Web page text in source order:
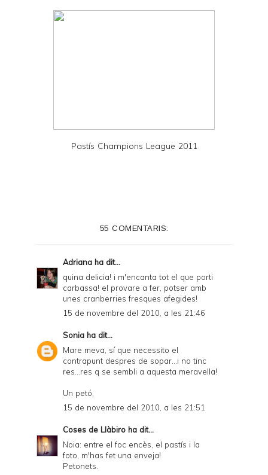
Pastís Champions League 2011
55 COMENTARIS:
Adriana ha dit...
quina delicia! i m'encanta tot el que porti
carbassa! el provare a fer, potser amb
unes cranberries fresques afegides!
15 de novembre del 2010, a les 21:46
Sonia ha dit...
Mare meva, sí que necessito el
contrapunt despres de sopar...i no tinc
res...res q se sembli a aquesta meravella!
Un petó,
15 de novembre del 2010, a les 21:51
Coses de Llàbiro ha dit...
Noia: entre el foc encès, el pastís i la
foto, m'has fet una enveja!
Petonets.